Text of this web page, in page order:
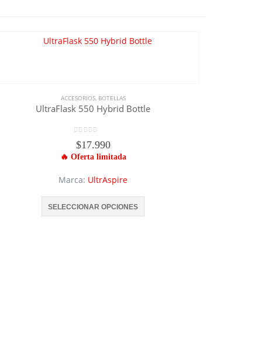
ACCESORIOS, BOTELLAS
UltraFlask 550 Hybrid Bottle
out of 5
$17.990
Marca: UltrAspire
SELECCIONAR OPCIONES
Este producto tiene múltiples variantes. Las opciones se pueden elegir en la página de producto